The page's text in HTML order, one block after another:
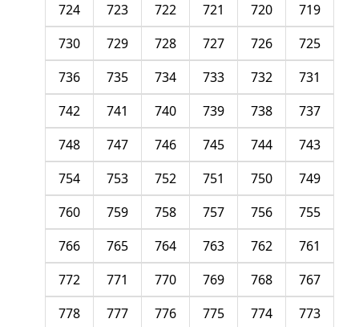
719
720
721
722
723
724
725
726
727
728
729
730
731
732
733
734
735
736
737
738
739
740
741
742
743
744
745
746
747
748
749
750
751
752
753
754
755
756
757
758
759
760
761
762
763
764
765
766
767
768
769
770
771
772
773
774
775
776
777
778